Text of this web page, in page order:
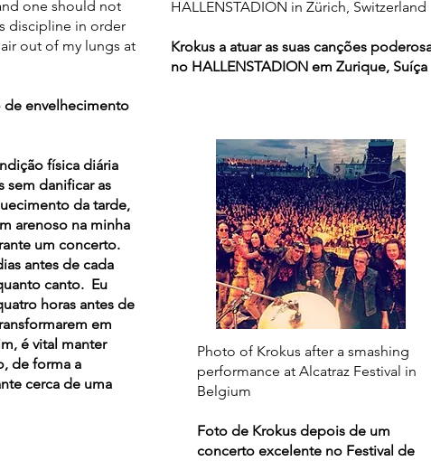
one should not
discipline in order
out of my lungs at
de envelhecimento
física diária
sem danificar as
da tarde,
arenoso na minha
um concerto.
antes de cada
canto. Eu
horas antes de
em
é vital manter
de forma a
cerca de uma
HALLENSTADION in Zürich, Switzerland
Krokus a atuar as suas canções
no HALLENSTADION em Zurique, Suíça
Photo of Krokus after a smashing
performance at Alcatraz Festival in
Belgium
Foto de Krokus depois de um
concerto excelente no Festival de